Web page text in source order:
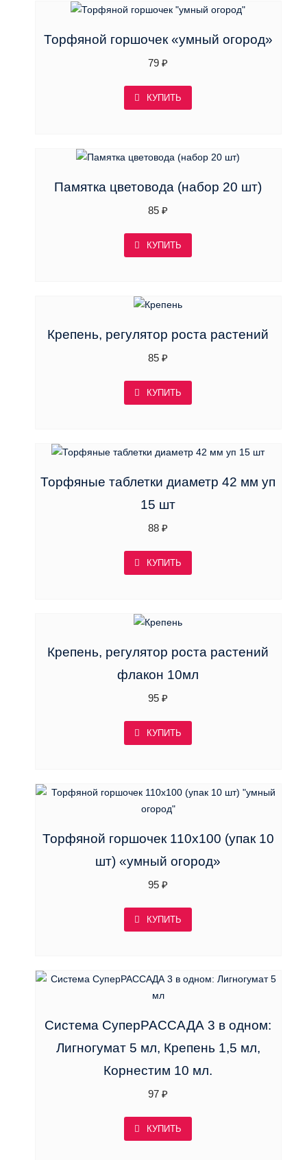
Торфяной горшочек «умный огород»
79₽
КУПИТЬ
Памятка цветовода (набор 20 шт)
85₽
КУПИТЬ
Крепень, регулятор роста растений
85₽
КУПИТЬ
Торфяные таблетки диаметр 42 мм уп
15 шт
88₽
КУПИТЬ
Крепень, регулятор роста растений
флакон 10мл
95₽
КУПИТЬ
Торфяной горшочек 110х100 (упак 10
шт) «умный огород»
95₽
КУПИТЬ
Система СуперРАССАДА 3 в одном:
Лигногумат 5 мл, Крепень 1,5 мл,
Корнестим 10 мл.
97₽
КУПИТЬ